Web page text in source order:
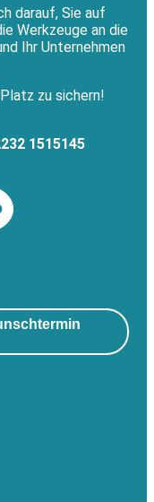
darauf, Sie auf
Werkzeuge an die
Ihr Unternehmen
zu sichern!
1515145